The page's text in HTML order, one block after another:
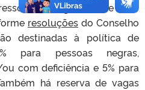
nos Programas de Pós-
resoluções do Conselho
destinadas à política de
para pessoas negras,
com deficiência e 5% para
há reserva de vagas